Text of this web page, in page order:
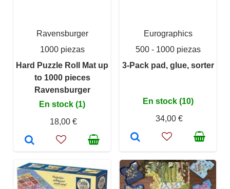
Ravensburger
1000 piezas
Hard Puzzle Roll Mat up
to 1000 pieces
Ravensburger
En stock (1)
18,00 €
Eurographics
500 - 1000 piezas
3-Pack pad, glue, sorter
En stock (10)
34,00 €